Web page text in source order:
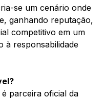
se um cenário onde
ganhando reputação,
competitivo em um
à responsabilidade
parceira oficial da